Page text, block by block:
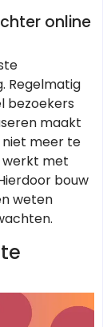
online
Regelmatig
bezoekers
maakt
meer te
werkt met
bouw
weten